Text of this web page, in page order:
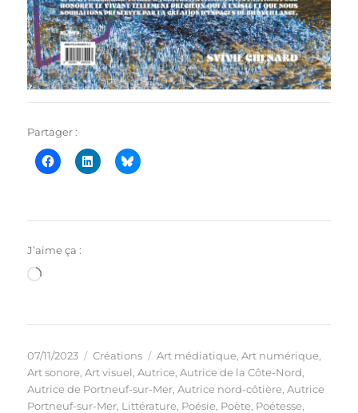
Partager :
J’aime ça :
Chargement…
Publié
le
07/11/2023 Catégories
Créations Étiquettes
Art médiatique,Art numérique,
Art sonore,Art visuel,Autrice,Autrice de la Côte-Nord,
Autrice de Portneuf-sur-Mer,Autrice nord-côtière,Autrice
Portneuf-sur-Mer, Littérature, Poésie, Poète, Poétesse,